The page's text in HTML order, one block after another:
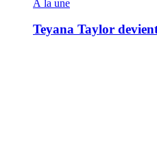
À la une
Teyana Taylor